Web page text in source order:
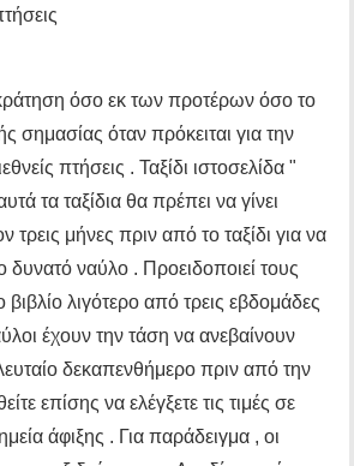
κράτηση όσο εκ των προτέρων όσο το
σημασίας όταν πρόκειται για την
πτήσεις . Ταξίδι ιστοσελίδα "
τα ταξίδια θα πρέπει να γίνει
τρεις μήνες πριν από το ταξίδι για να
δυνατό ναύλο . Προειδοποιεί τους
βιβλίο λιγότερο από τρεις εβδομάδες
έχουν την τάση να ανεβαίνουν
δεκαπενθήμερο πριν από την
επίσης να ελέγξετε τις τιμές σε
άφιξης . Για παράδειγμα , οι